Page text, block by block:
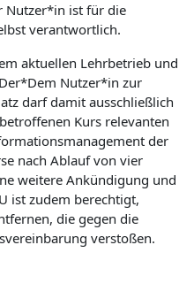
Nutzer*in ist für die
verantwortlich.
aktuellen Lehrbetrieb und
Nutzer*in zur
darf damit ausschließlich
Kurs relevanten
der
nach Ablauf von vier
weitere Ankündigung und
ist zudem berechtigt,
die gegen die
verstoßen.